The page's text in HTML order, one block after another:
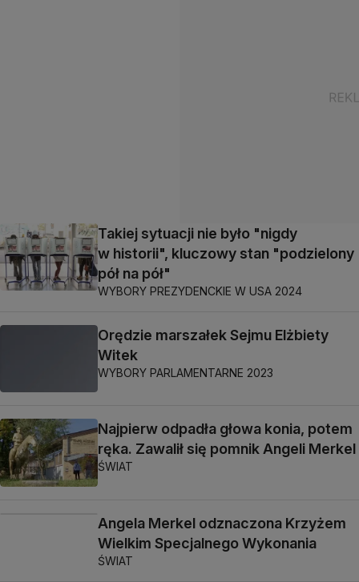
Takiej sytuacji nie było "nigdy
w historii", kluczowy stan "podzielony
pół na pół"
WYBORY PREZYDENCKIE W USA 2024
Orędzie marszałek Sejmu Elżbiety
Witek
WYBORY PARLAMENTARNE 2023
Najpierw odpadła głowa konia, potem
ręka. Zawalił się pomnik Angeli Merkel
ŚWIAT
Angela Merkel odznaczona Krzyżem
Wielkim Specjalnego Wykonania
ŚWIAT